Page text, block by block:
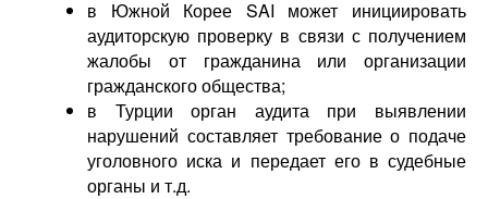
в Южной Корее SAI может инициировать
аудиторскую проверку в связи с получением
жалобы от гражданина или организации
гражданского общества;
в Турции орган аудита при выявлении
нарушений составляет требование о подаче
уголовного иска и передает его в судебные
органы и т.д.